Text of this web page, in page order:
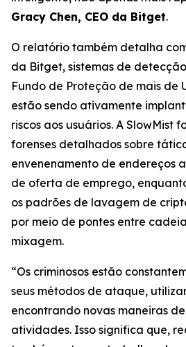
Gracy Chen, CEO da Bitget.
O relatório também detalha
da Bitget, sistemas de
Fundo de Proteção de mais de
estão sendo ativamente
riscos aos usuários. A SlowMist
forenses detalhados sobre
envenenamento de endereços
de oferta de emprego,
os padrões de lavagem de
por meio de pontes entre
mixagem.
“Os criminosos estão
seus métodos de ataque,
encontrando novas maneiras
atividades. Isso significa que,